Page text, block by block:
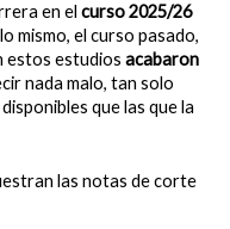
en el curso 2025/26
mismo, el curso pasado,
estos estudios acabaron
nada malo, tan solo
que las que la
las notas de corte